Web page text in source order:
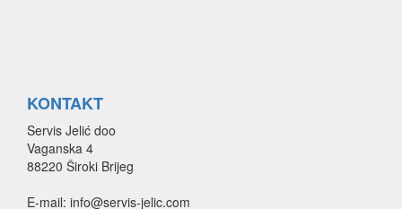
KONTAKT
Servis Jelić doo
Vaganska 4
88220 Široki Brijeg
E-mail: info@servis-jelic.com